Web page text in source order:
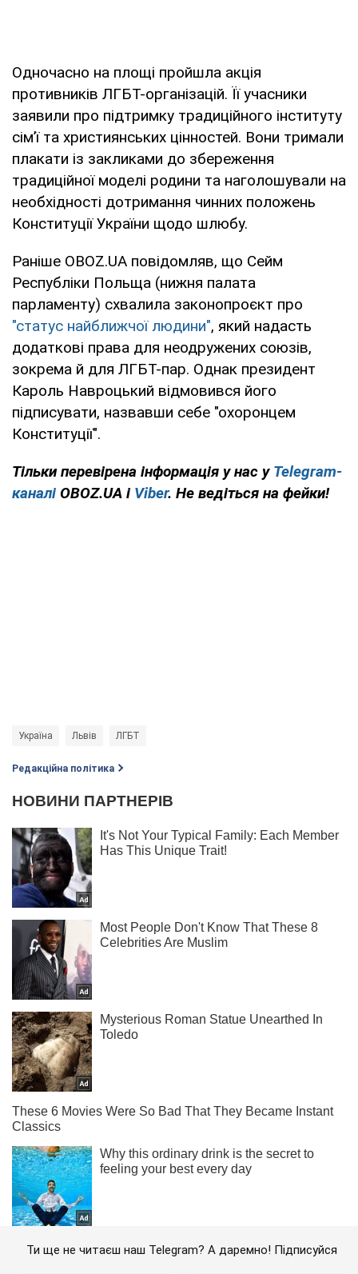
Одночасно на площі пройшла акція
противників ЛГБТ-організацій. Її учасники
заявили про підтримку традиційного інституту
сім’ї та християнських цінностей. Вони тримали
плакати із закликами до збереження
традиційної моделі родини та наголошували на
необхідності дотримання чинних положень
Конституції України щодо шлюбу.
Раніше OBOZ.UA повідомляв, що Сейм
Республіки Польща (нижня палата
парламенту) схвалила законопроєкт про
"статус найближчої людини", який надасть
додаткові права для неодружених союзів,
зокрема й для ЛГБТ-пар. Однак президент
Кароль Навроцький відмовився його
підписувати, назвавши себе "охоронцем
Конституції".
Тільки перевірена інформація у нас у Telegram-
каналі OBOZ.UA і Viber. Не ведіться на фейки!
Україна Львів ЛГБТ
Редакційна політика
Ти ще не читаєш наш Telegram? А даремно! Підписуйся